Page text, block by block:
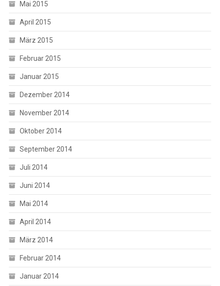
Mai 2015
April 2015
März 2015
Februar 2015
Januar 2015
Dezember 2014
November 2014
Oktober 2014
September 2014
Juli 2014
Juni 2014
Mai 2014
April 2014
März 2014
Februar 2014
Januar 2014